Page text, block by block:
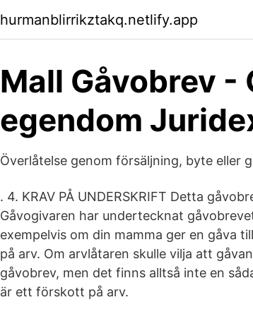
hurmanblirrikztakq.netlify.app
Mall Gåvobrev -
egendom
Överlåtelse genom försäljning, byte eller
. 4. KRAV PÅ UNDERSKRIFT Detta
Gåvogivaren har undertecknat
exempelvis om din mamma ger en gåva
på arv. Om arvlåtaren skulle vilja att
gåvobrev, men det finns alltså inte en
är ett förskott på arv.